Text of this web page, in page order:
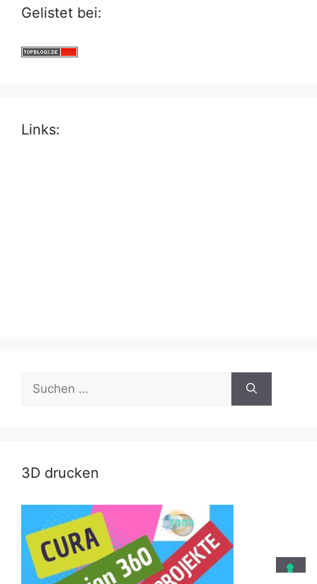
Gelistet bei:
Links:
nach:
3D drucken